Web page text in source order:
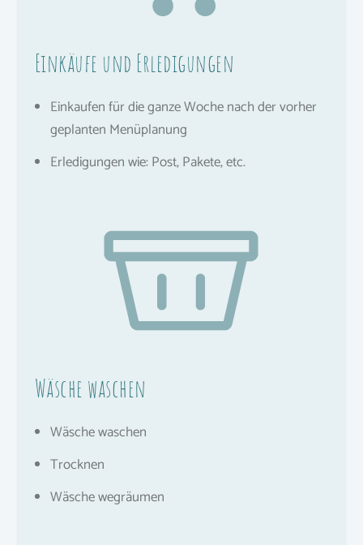
Einkäufe und Erledigungen
Einkaufen für die ganze Woche nach der vorher
geplanten Menüplanung
Erledigungen wie: Post, Pakete, etc.
Wäsche waschen
Wäsche waschen
Trocknen
Wäsche wegräumen